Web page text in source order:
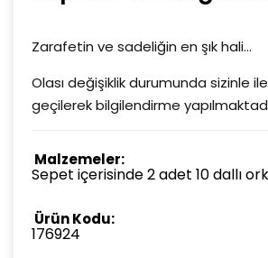
Zarafetin ve sadeliğin en şık hali…
Olası değişiklik durumunda sizinle
geçilerek bilgilendirme
Malzemeler:
Sepet içerisinde 2 adet 10 dallı
Ürün Kodu:
176924